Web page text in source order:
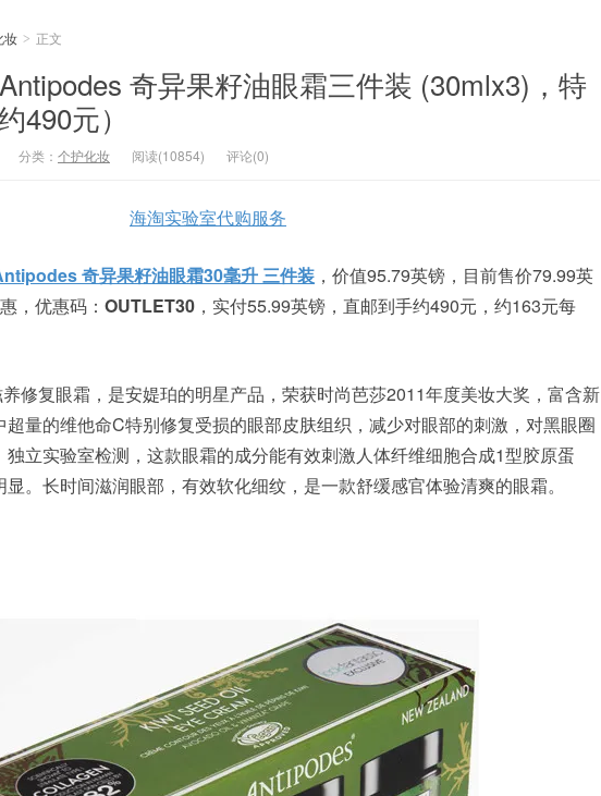
妆 > 正文
奇异果籽油眼霜三件装 (30mlx3)，特
490元）
分类： 个护化妆 阅读(10854) 评论(0)
海淘实验室代购服务
奇异果籽油眼霜30毫升 三件装 ，价值95.79英镑，目前售价79.99英
，优惠码： OUTLET30 ，实付55.99英镑，直邮到手约490元，约163元每
修复眼霜，是安媞珀的明星产品，荣获时尚芭莎2011年度美妆大奖，富含新
量的维他命C特别修复受损的眼部皮肤组织，减少对眼部的刺激，对黑眼圈
立实验室检测，这款眼霜的成分能有效刺激人体纤维细胞合成1型胶原蛋
。长时间滋润眼部，有效软化细纹，是一款舒缓感官体验清爽的眼霜。